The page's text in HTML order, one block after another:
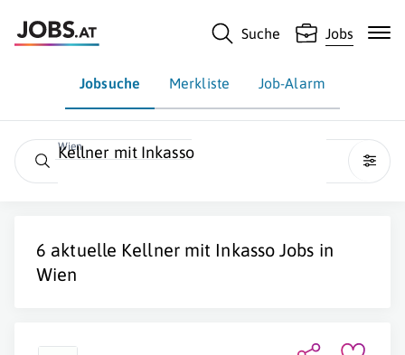
Suche Jobs
Jobsuche Merkliste Job-Alarm
Wien
Kellner mit Inkasso
6 aktuelle Kellner mit Inkasso Jobs in
Wien